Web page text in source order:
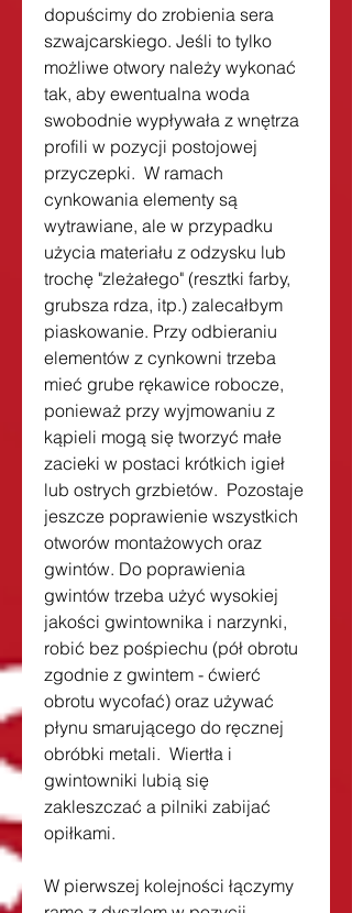
dopuścimy do zrobienia sera
szwajcarskiego. Jeśli to tylko
możliwe otwory należy wykonać
tak, aby ewentualna woda
swobodnie wypływała z wnętrza
profili w pozycji postojowej
przyczepki.  W ramach
cynkowania elementy są
wytrawiane, ale w przypadku
użycia materiału z odzysku lub
trochę "zleżałego" (resztki farby,
grubsza rdza, itp.) zalecałbym
piaskowanie. Przy odbieraniu
elementów z cynkowni trzeba
mieć grube rękawice robocze,
ponieważ przy wyjmowaniu z
kąpieli mogą się tworzyć małe
zacieki w postaci krótkich igieł
lub ostrych grzbietów.  Pozostaje
jeszcze poprawienie wszystkich
otworów montażowych oraz
gwintów. Do poprawienia
gwintów trzeba użyć wysokiej
jakości gwintownika i narzynki,
robić bez pośpiechu (pół obrotu
zgodnie z gwintem - ćwierć
obrotu wycofać) oraz używać
płynu smarującego do ręcznej
obróbki metali.  Wiertła i
gwintowniki lubią się
zakleszczać a pilniki zabijać
opiłkami.
W pierwszej kolejności łączymy